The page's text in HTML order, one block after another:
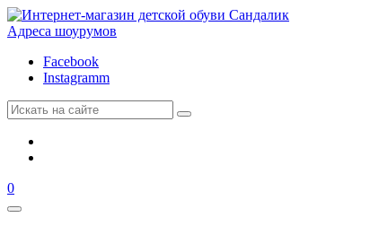
Адреса шоурумов
Facebook
Instagramm
0